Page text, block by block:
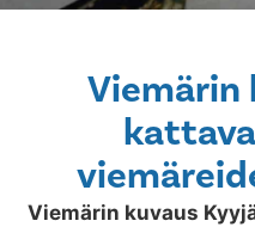
Viemärin
Viemärin kuvaus